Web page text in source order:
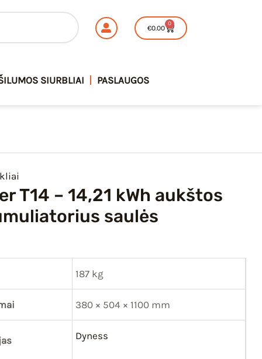
€0.00
0
Cart
SIURBLIAI PASLAUGOS
T14 – 14,21 kWh aukštos
saulės
187 kg
380 × 504 × 1100 mm
Dyness